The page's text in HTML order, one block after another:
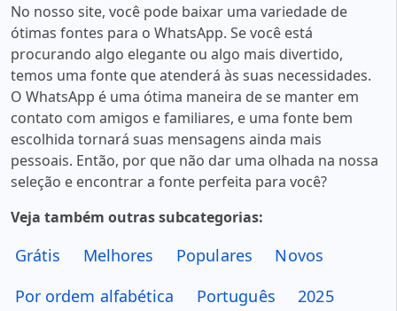
No nosso site, você pode baixar uma variedade de
ótimas fontes para o WhatsApp. Se você está
procurando algo elegante ou algo mais divertido,
temos uma fonte que atenderá às suas necessidades.
O WhatsApp é uma ótima maneira de se manter em
contato com amigos e familiares, e uma fonte bem
escolhida tornará suas mensagens ainda mais
pessoais. Então, por que não dar uma olhada na nossa
seleção e encontrar a fonte perfeita para você?
Veja também outras subcategorias:
Grátis Melhores Populares
Novos
Por ordem alfabética
Português
2025